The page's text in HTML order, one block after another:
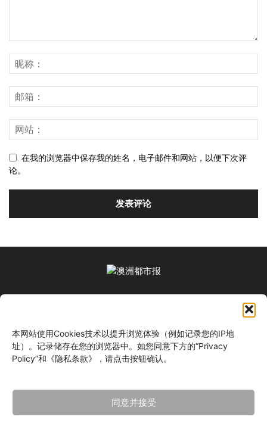
本网站使用Cookies技术以提升浏览体验（例如记录您的IP地
址）。记录储存在您的浏览器中。如您同意下方的“Privacy
Policy”和《隐私条款》，请点击按钮确认。
同意并接受
在我的浏览器中保存我的姓名，电子邮件和网站，以便下次评
论。
关注我们